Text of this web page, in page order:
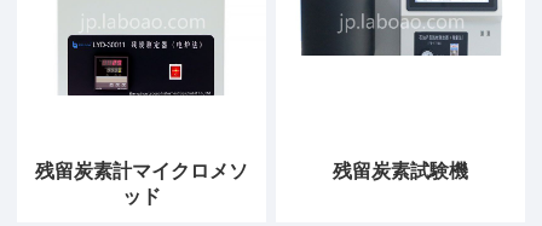
残留炭素計マイクロメソ
ッド
残留炭素試験機